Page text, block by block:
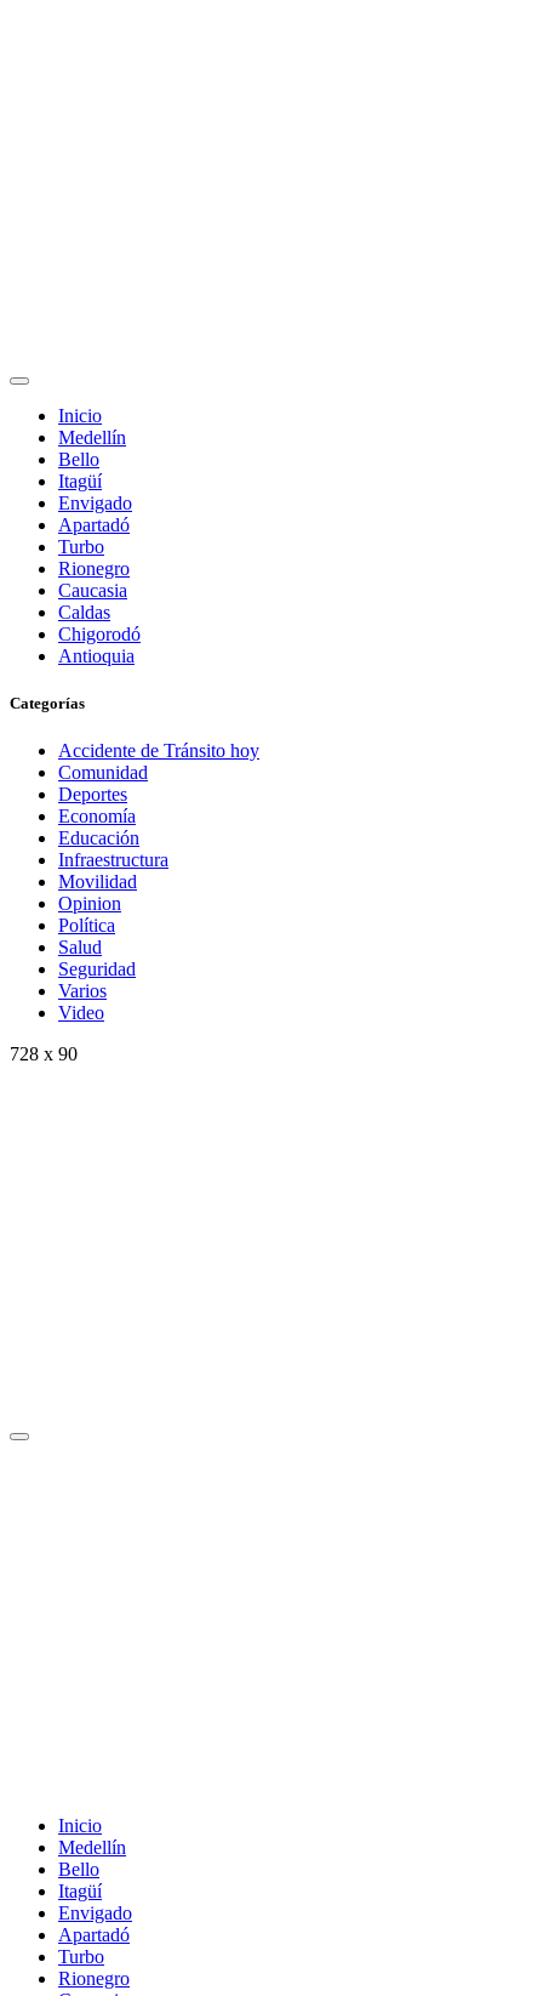
Inicio
Medellín
Bello
Itagüí
Envigado
Apartadó
Turbo
Rionegro
Caucasia
Caldas
Chigorodó
Antioquia
Categorías
Accidente de Tránsito hoy
Comunidad
Deportes
Economía
Educación
Infraestructura
Movilidad
Opinion
Política
Salud
Seguridad
Varios
Video
728 x 90
Inicio
Medellín
Bello
Itagüí
Envigado
Apartadó
Turbo
Rionegro